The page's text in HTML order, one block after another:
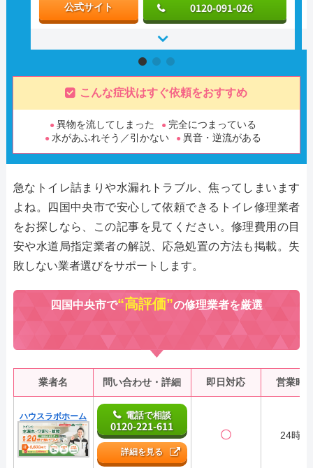
公式サイト 0120-091-026
こんな症状はすぐ依頼をおすすめ
異物を流してしまった
完全につまっている
水があふれそう／引かない
異音・逆流がある
急なトイレ詰まりや水漏れトラブル、焦ってしまいます
よね。四国中央市で安心して依頼できるトイレ修理業者
をお探しなら、この記事を見てください。修理費用の目
安や水道局指定業者の解説、応急処置の方法も掲載。失
敗しない業者選びをサポートします。
四国中央市で“高評価”の修理業者を厳選
業者名 問い合わせ・詳細 即日対応 営業時
ハウスラボホーム 電話で相談
0120-221-611
詳細を見る
〇 24時間